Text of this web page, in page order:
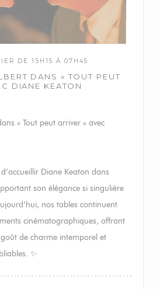
DE 15H15 À 07H45
DANS « TOUT PEUT
DIANE KEATON
« Tout peut arriver » avec
Diane Keaton dans
son élégance si singulière
nos tables continuent
cinématographiques, offrant
de charme intemporel et
✨